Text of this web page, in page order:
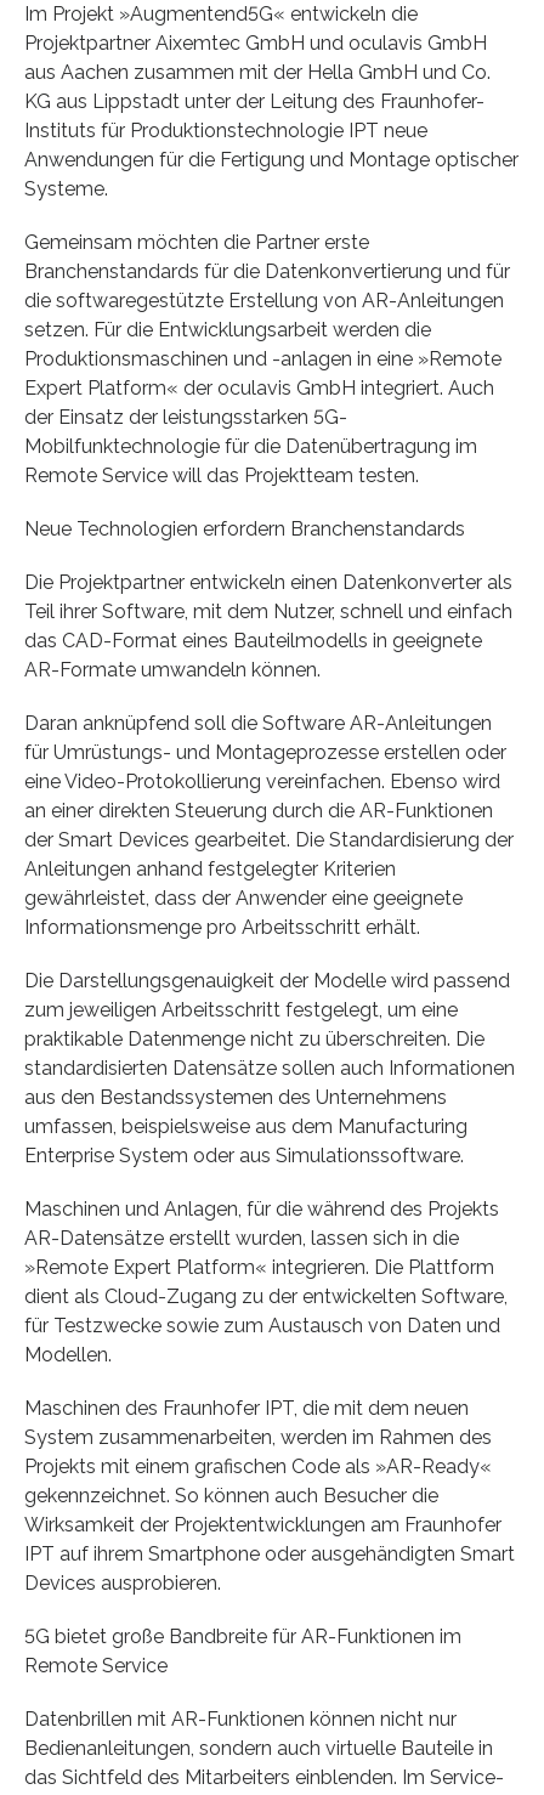
Im Projekt »Augmentend5G« entwickeln die
Projektpartner Aixemtec GmbH und oculavis GmbH
aus Aachen zusammen mit der Hella GmbH und Co.
KG aus Lippstadt unter der Leitung des Fraunhofer-
Instituts für Produktionstechnologie IPT neue
Anwendungen für die Fertigung und Montage optischer
Systeme.
Gemeinsam möchten die Partner erste
Branchenstandards für die Datenkonvertierung und für
die softwaregestützte Erstellung von AR-Anleitungen
setzen. Für die Entwicklungsarbeit werden die
Produktionsmaschinen und -anlagen in eine »Remote
Expert Platform« der oculavis GmbH integriert. Auch
der Einsatz der leistungsstarken 5G-
Mobilfunktechnologie für die Datenübertragung im
Remote Service will das Projektteam testen.
Neue Technologien erfordern Branchenstandards
Die Projektpartner entwickeln einen Datenkonverter als
Teil ihrer Software, mit dem Nutzer, schnell und einfach
das CAD-Format eines Bauteilmodells in geeignete
AR-Formate umwandeln können.
Daran anknüpfend soll die Software AR-Anleitungen
für Umrüstungs- und Montageprozesse erstellen oder
eine Video-Protokollierung vereinfachen. Ebenso wird
an einer direkten Steuerung durch die AR-Funktionen
der Smart Devices gearbeitet. Die Standardisierung der
Anleitungen anhand festgelegter Kriterien
gewährleistet, dass der Anwender eine geeignete
Informationsmenge pro Arbeitsschritt erhält.
Die Darstellungsgenauigkeit der Modelle wird passend
zum jeweiligen Arbeitsschritt festgelegt, um eine
praktikable Datenmenge nicht zu überschreiten. Die
standardisierten Datensätze sollen auch Informationen
aus den Bestandssystemen des Unternehmens
umfassen, beispielsweise aus dem Manufacturing
Enterprise System oder aus Simulationssoftware.
Maschinen und Anlagen, für die während des Projekts
AR-Datensätze erstellt wurden, lassen sich in die
»Remote Expert Platform« integrieren. Die Plattform
dient als Cloud-Zugang zu der entwickelten Software,
für Testzwecke sowie zum Austausch von Daten und
Modellen.
Maschinen des Fraunhofer IPT, die mit dem neuen
System zusammenarbeiten, werden im Rahmen des
Projekts mit einem grafischen Code als »AR-Ready«
gekennzeichnet. So können auch Besucher die
Wirksamkeit der Projektentwicklungen am Fraunhofer
IPT auf ihrem Smartphone oder ausgehändigten Smart
Devices ausprobieren.
5G bietet große Bandbreite für AR-Funktionen im
Remote Service
Datenbrillen mit AR-Funktionen können nicht nur
Bedienanleitungen, sondern auch virtuelle Bauteile in
das Sichtfeld des Mitarbeiters einblenden. Im Service-